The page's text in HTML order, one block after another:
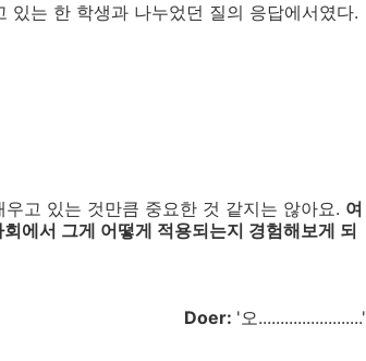
있는 한 학생과 나누었던 질의 응답에서였다.
고 있는 것만큼 중요한 것 같지는 않아요. 여
에서 그게 어떻게 적용되는지 경험해보게 되
Doer: '오........................'